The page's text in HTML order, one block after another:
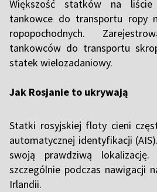
Większość statków na
tankowce do transportu ropy
ropopochodnych.
tankowców do transportu
statek wielozadaniowy.
Jak Rosjanie to ukrywają
Statki rosyjskiej floty cieni
automatycznej identyfikacji
swoją prawdziwą
szczególnie podczas nawigacji
Irlandii.